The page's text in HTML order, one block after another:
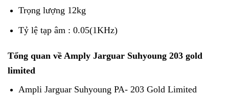
Trọng lượng 12kg
Tỷ lệ tạp âm : 0.05(1KHz)
Tổng quan về Amply Jarguar Suhyoung 203 gold
limited
Ampli Jarguar Suhyoung PA- 203 Gold Limited